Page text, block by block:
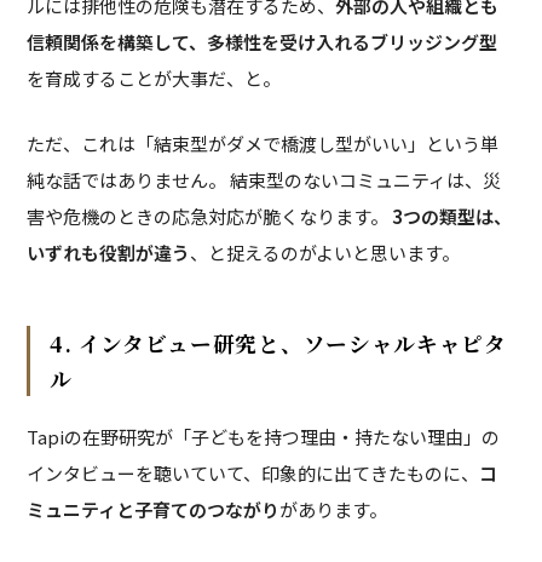
ルには排他性の危険も潜在するため、外部の人や組織とも
信頼関係を構築して、多様性を受け入れるブリッジング型
を育成することが大事だ、と。
ただ、これは「結束型がダメで橋渡し型がいい」という単
純な話ではありません。 結束型のないコミュニティは、災
害や危機のときの応急対応が脆くなります。3つの類型は、
いずれも役割が違う、と捉えるのがよいと思います。
4. インタビュー研究と、ソーシャルキャピタ
ル
Tapiの在野研究が「子どもを持つ理由・持たない理由」の
インタビューを聴いていて、印象的に出てきたものに、 コ
ミュニティと子育てのつながりがあります。